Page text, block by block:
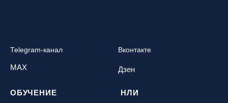
Telegram-канал Вконтакте
MAX Дзен
ОБУЧЕНИЕ НЛИ